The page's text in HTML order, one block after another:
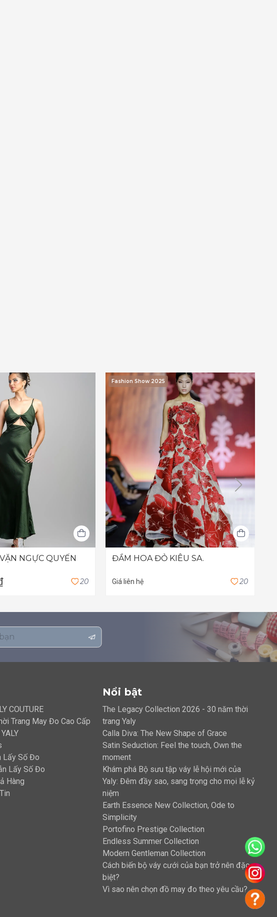
NGỰC QUYẾN
20
Fashion Show 2025
ĐẦM HOA ĐỎ KIÊU SA.
Giá liên hệ 20
COUTURE
Trang May Đo Cao Cấp
Lấy Số Đo
Lấy Số Đo
Hàng
Nổi bật
The Legacy Collection 2026 - 30 năm thời
trang Yaly
Calla Diva: The New Shape of Grace
Satin Seduction: Feel the touch, Own the
moment
Khám phá Bộ sưu tập váy lễ hội mới của
Yaly: Đêm đầy sao, sang trọng cho mọi lễ kỷ
niệm
Earth Essence New Collection, Ode to
Simplicity
Portofino Prestige Collection
Endless Summer Collection
Modern Gentleman Collection
Cách biến bộ váy cưới của bạn trở nên đặc
biệt?
Vì sao nên chọn đồ may đo theo yêu cầu?